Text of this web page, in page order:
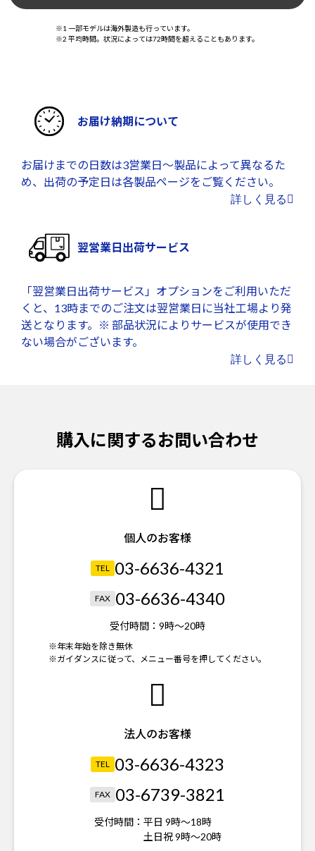
※1 一部モデルは海外製造も行っています。
※2 平均時間。状況によっては72時間を超えることもあります。
お届け納期について
お届けまでの日数は3営業日～製品によって異なるた
め、出荷の予定日は各製品ページをご覧ください。
詳しく見る
翌営業日出荷サービス
「翌営業日出荷サービス」オプションをご利用いただ
くと、13時までのご注文は翌営業日に当社工場より発
送となります。※ 部品状況によりサービスが使用でき
ない場合がございます。
詳しく見る
購入に関するお問い合わせ
個人のお客様
TEL 03-6636-4321
FAX 03-6636-4340
受付時間： 9時～20時
※年末年始を除き無休
※ガイダンスに従って、メニュー番号を押してください。
法人のお客様
TEL 03-6636-4323
FAX 03-6739-3821
受付時間： 平日 9時～18時
土日祝 9時～20時